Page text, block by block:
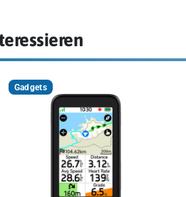
Gadgets